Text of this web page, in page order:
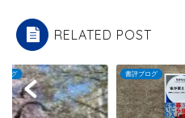
RELATED POST
ログ 書評ブログ